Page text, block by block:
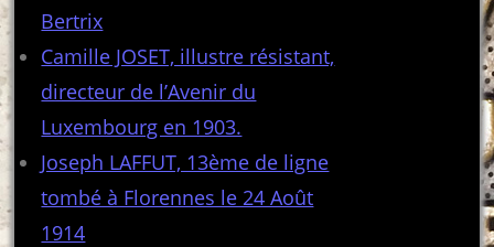
Bertrix
Camille JOSET, illustre résistant,
directeur de l’Avenir du
Luxembourg en 1903.
Joseph LAFFUT, 13ème de ligne
tombé à Florennes le 24 Août
1914